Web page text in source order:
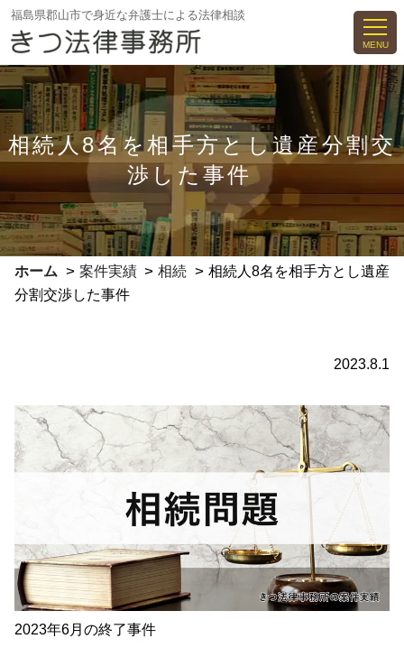
コ
ン
へ
ス
プ
福島県郡山市で身近な弁護士による法律相談
MENU
相続人8名を相手方とし遺産分割交
渉した事件
ホーム > 案件実績 > 相続 > 相続人8名を相手方とし遺産
分割交渉した事件
2023.8.1
2023年6月の終了事件